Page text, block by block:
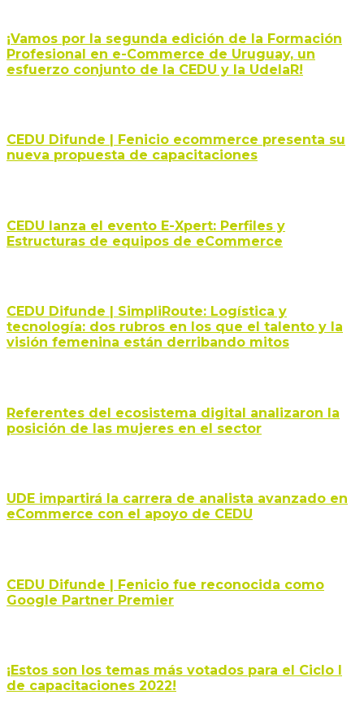
¡Vamos por la segunda edición de la Formación
Profesional en e-Commerce de Uruguay, un
esfuerzo conjunto de la CEDU y la UdelaR!
CEDU Difunde | Fenicio ecommerce presenta su
nueva propuesta de capacitaciones
CEDU lanza el evento E-Xpert: Perfiles y
Estructuras de equipos de eCommerce
CEDU Difunde | SimpliRoute: Logística y
tecnología: dos rubros en los que el talento y la
visión femenina están derribando mitos
Referentes del ecosistema digital analizaron la
posición de las mujeres en el sector
UDE impartirá la carrera de analista avanzado en
eCommerce con el apoyo de CEDU
CEDU Difunde | Fenicio fue reconocida como
Google Partner Premier
¡Estos son los temas más votados para el Ciclo I
de capacitaciones 2022!